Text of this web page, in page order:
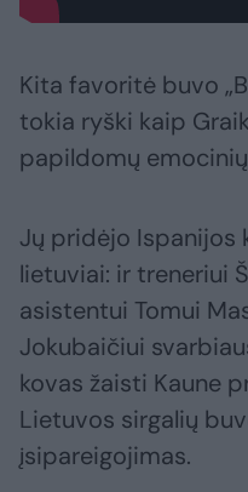
Kita favoritė buvo
tokia ryški kaip
papildomų
Jų pridėjo Ispanijos
lietuviai: ir treneriui
asistentui Tomui
Jokubaičiui
kovas žaisti Kaune
Lietuvos sirgalių
įsipareigojimas.